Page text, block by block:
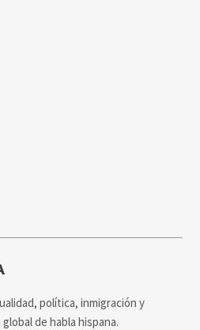
política, inmigración y
de habla hispana.